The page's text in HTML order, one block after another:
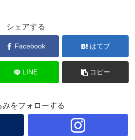
シェアする
Facebook はてブ
LINE コピー
みをフォローする